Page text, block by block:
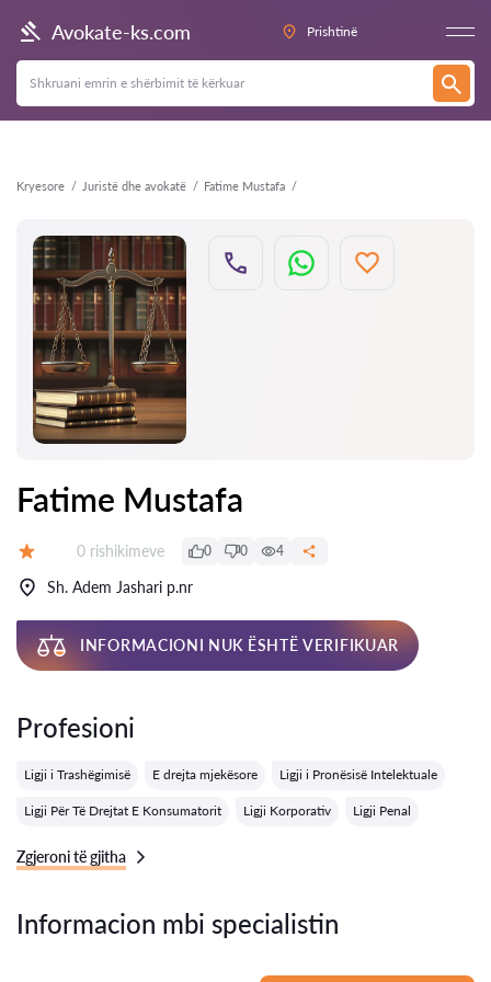
Avokate-ks.com Prishtinë
Kryesore Juristë dhe avokatë Fatime Mustafa
Kthehu
Fatime Mustafa
Rishikime:
0 rishikimeve 0 0 4
Sh. Adem Jashari p.nr
INFORMACIONI NUK ËSHTË VERIFIKUAR
Profesioni
Ligji i Trashëgimisë E drejta mjekësore Ligji i Pronësisë Intelektuale
Ligji Për Të Drejtat E Konsumatorit Ligji Korporativ Ligji Penal
Zgjeroni të gjitha
Informacion mbi specialistin